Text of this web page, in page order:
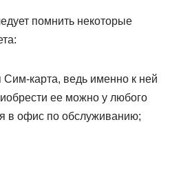
помнить некоторые
карта, ведь именно к ней
ее можно у любого
в офис по обслуживанию;